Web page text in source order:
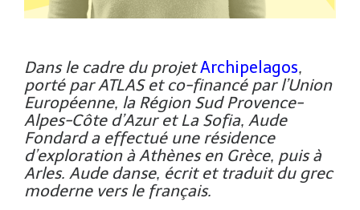
Dans le cadre du projetArchipelagos,
porté par ATLAS et co-financé par l’Union
Européenne, la Région Sud Provence-
Alpes-Côte d’Azur et La Sofia, Aude
Fondard a effectué une résidence
d’exploration à Athènes en Grèce, puis à
Arles. Aude danse, écrit et traduit du grec
moderne vers le français.